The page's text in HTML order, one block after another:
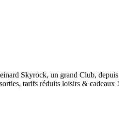
Skyrock, un grand Club, depuis
tarifs réduits loisirs & cadeaux !